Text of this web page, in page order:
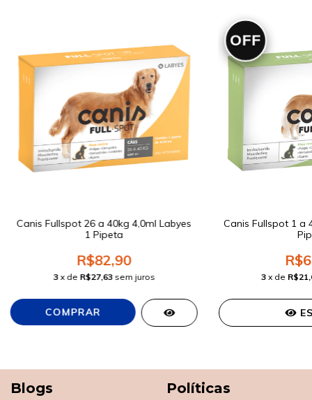
Canis Fullspot 26 a 40kg 4,0ml Labyes
1 Pipeta
R$82,90
3 x de R$27,63 sem juros
OFF
Canis Fullspot 1 a
3 x de
Blogs Políticas